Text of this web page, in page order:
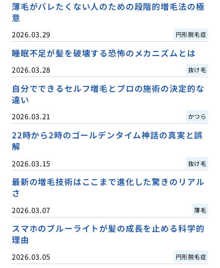
薄毛がバレたくない人のための段階的増毛法の極
意
2026.03.29 円形脱毛症
睡眠不足が髪を破壊する恐怖のメカニズムとは
2026.03.28 抜け毛
自分でできるセルフ増毛とプロの施術の決定的な
違い
2026.03.21 かつら
22時から2時のゴールデンタイム神話の真実と誤
解
2026.03.15 抜け毛
最新の増毛技術はここまで進化した驚きのリアル
さ
2026.03.07 薄毛
スマホのブルーライトが髪の成長を止める科学的
理由
2026.03.05 円形脱毛症